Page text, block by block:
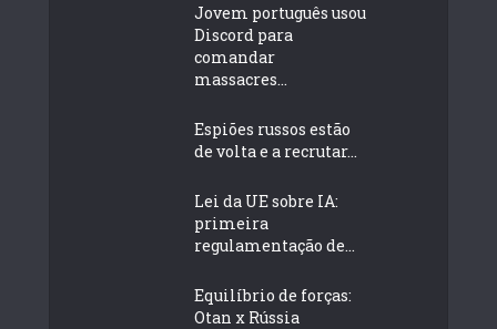
Jovem português usou
Discord para
comandar
massacres...
Espiões russos estão
de volta e a recrutar...
Lei da UE sobre IA:
primeira
regulamentação de...
Equilíbrio de forças:
Otan x Rússia